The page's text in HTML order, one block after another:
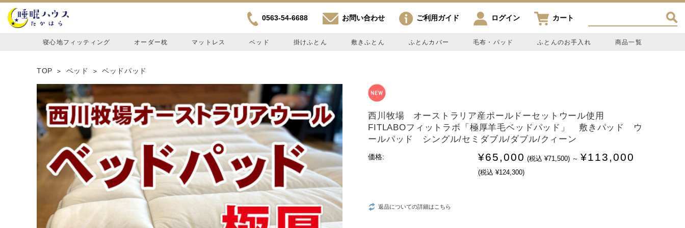
0563-54-6688 お問い合わせ ご利用ガイド ログイン カート
寝心地フィッティング オーダー枕 マットレス ベッド 掛けふとん 敷きふとん ふとんカバー 毛布・パッド ふとんのお手入れ 商品一覧
TOP ベッド ベッドパッド
西川牧場 オーストラリア産ポールドーセットウール使用
FITLABOフィットラボ「極厚羊毛ベッドパッド」 敷きパッド ウ
ールパッド シングル/セミダブル/ダブル/クィーン
価格: ¥65,000 (税込 ¥71,500) ～ ¥113,000
(税込 ¥124,300)
返品についての詳細はこちら